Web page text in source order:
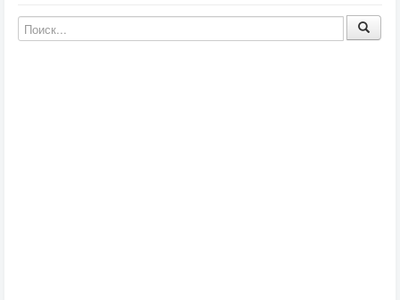
Музыка из мультфильмов
Музыка из сериалов